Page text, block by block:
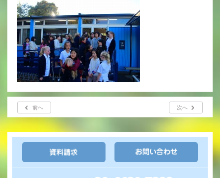
前へ 次へ
校外学習・宿泊行事
新入生募集要項
入学金・学費
転編入試験について
保護者の声・入試関連よくある質問